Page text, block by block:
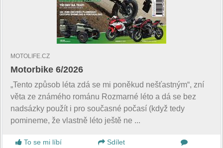
MOTOLIFE.CZ
Motorbike 6/2026
„Tento způsob léta zdá se mi poněkud nešťastným“, zní
věta ze známého románu Rozmarné léto a dá se bez
nadsázky použít i pro současné počasí (když tedy
pomineme, že vlastně léto ještě ne ...
To se mi líbí
Sdílet